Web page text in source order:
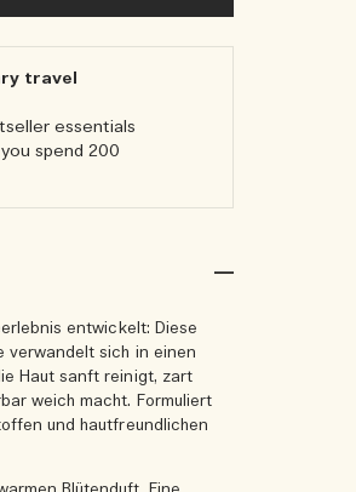
travel
essentials
spend 200
entwickelt: Diese
verwandelt sich in einen
Haut sanft reinigt, zart
weich macht. Formuliert
und hautfreundlichen